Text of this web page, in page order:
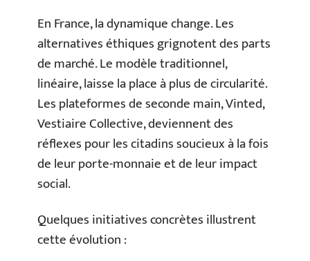
En France, la dynamique change. Les
alternatives éthiques grignotent des parts
de marché. Le modèle traditionnel,
linéaire, laisse la place à plus de circularité.
Les plateformes de seconde main, Vinted,
Vestiaire Collective, deviennent des
réflexes pour les citadins soucieux à la fois
de leur porte-monnaie et de leur impact
social.
Quelques initiatives concrètes illustrent
cette évolution :